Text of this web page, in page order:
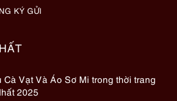
KÝ GỬI
Vạt Và Áo Sơ Mi trong thời trang
2025